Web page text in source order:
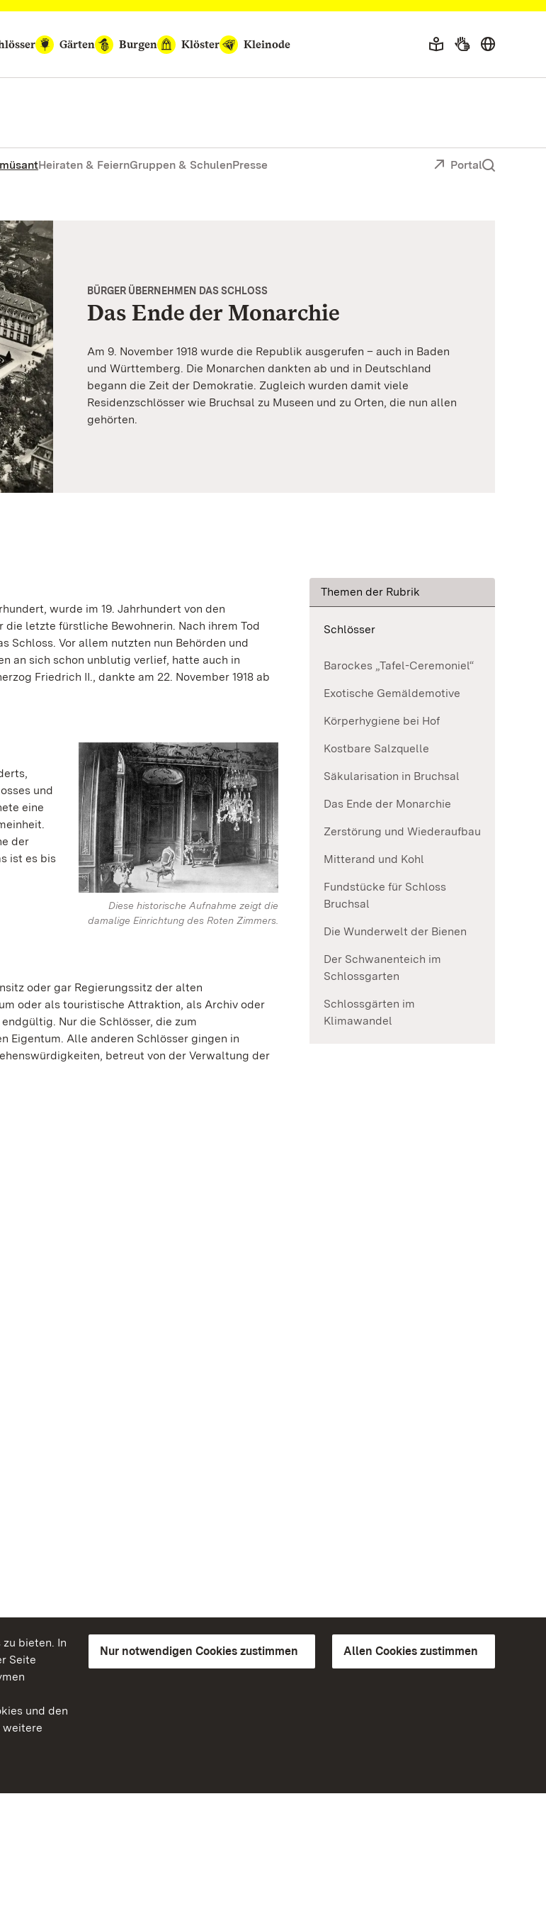
bieten. In
Seite
und den
weitere
Nur notwendigen Cookies zustimmen Allen Cookies zustimmen
Gärten Burgen Klöster Kleinode
Heiraten & FeiernGruppen & SchulenPresse Portal
BÜRGER ÜBERNEHMEN DAS SCHLOSS
Das Ende der Monarchie
Am 9. November 1918 wurde die Republik ausgerufen – auch in Baden
und Württemberg. Die Monarchen dankten ab und in Deutschland
begann die Zeit der Demokratie. Zugleich wurden damit viele
Residenzschlösser wie Bruchsal zu Museen und zu Orten, die nun allen
gehörten.
wurde im 19. Jahrhundert von den
letzte fürstliche Bewohnerin. Nach ihrem Tod
Schloss. Vor allem nutzten nun Behörden und
an sich schon unblutig verlief, hatte auch in
Friedrich II., dankte am 22. November 1918 ab
Diese historische Aufnahme zeigt die
damalige Einrichtung des Roten Zimmers.
und
eine
der
ist es bis
oder gar Regierungssitz der alten
oder als touristische Attraktion, als Archiv oder
Nur die Schlösser, die zum
Eigentum. Alle anderen Schlösser gingen in
betreut von der Verwaltung der
Themen der Rubrik
Schlösser
Barockes „Tafel-Ceremoniel“
Exotische Gemäldemotive
Körperhygiene bei Hof
Kostbare Salzquelle
Säkularisation in Bruchsal
Das Ende der Monarchie
Zerstörung und Wiederaufbau
Mitterand und Kohl
Fundstücke für Schloss
Bruchsal
Die Wunderwelt der Bienen
Der Schwanenteich im
Schlossgarten
Schlossgärten im
Klimawandel